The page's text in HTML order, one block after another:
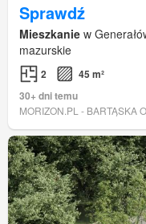
Sprawdź
Mieszkanie w
mazurskie
2
45 m²
30+ dni temu